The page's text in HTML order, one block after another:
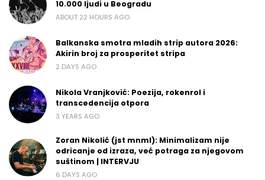
10.000 ljudi u Beogradu
ABOUT 22 HOURS AGO
Balkanska smotra mladih strip autora 2026:
Akirin broj za prosperitet stripa
2 DAYS AGO
Nikola Vranjković: Poezija, rokenrol i
transcedencija otpora
3 YEARS AGO
Zoran Nikolić (jst mnml): Minimalizam nije
odricanje od izraza, već potraga za njegovom
suštinom | INTERVJU
6 DAYS AGO